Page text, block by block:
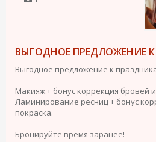
ВЫГОДНОЕ ПРЕДЛОЖЕНИЕ
Выгодное предложение к
Макияж + бонус коррекция бровей и
Ламинирование ресниц + бонус
покраска.
Бронируйте время заранее!